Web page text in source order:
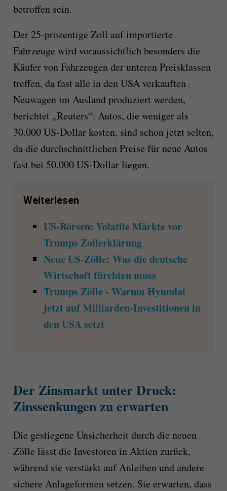
betroffen sein.
Der 25-prozentige Zoll auf importierte
Fahrzeuge wird voraussichtlich besonders die
Käufer von Fahrzeugen der unteren Preisklassen
treffen, da fast alle in den USA verkauften
Neuwagen im Ausland produziert werden,
berichtet „Reuters“. Autos, die weniger als
30.000 US-Dollar kosten, sind schon jetzt selten,
da die durchschnittlichen Preise für neue Autos
fast bei 50.000 US-Dollar liegen.
Weiterlesen
US-Börsen: Volatile Märkte vor
Trumps Zollerklärung
Neue US-Zölle: Was die deutsche
Wirtschaft fürchten muss
Trumps Zölle - Warum Hyundai
jetzt auf Milliarden-Investitionen in
den USA setzt
Der Zinsmarkt unter Druck:
Zinssenkungen zu erwarten
Die gestiegene Unsicherheit durch die neuen
Zölle lässt die Investoren in Aktien zurück,
während sie verstärkt auf Anleihen und andere
sichere Anlageformen setzen. Sie erwarten, dass